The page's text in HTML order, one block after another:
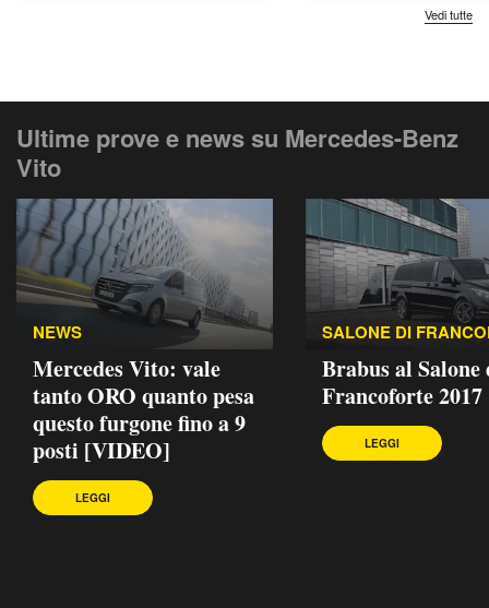
Vedi tutte
Ultime prove e news su Mercedes-Benz
Vito
NEWS
Mercedes Vito: vale
tanto ORO quanto pesa
questo furgone fino a 9
posti [VIDEO]
LEGGI
SALONE DI
Brabus al Salone
Francoforte 2017
LEGGI